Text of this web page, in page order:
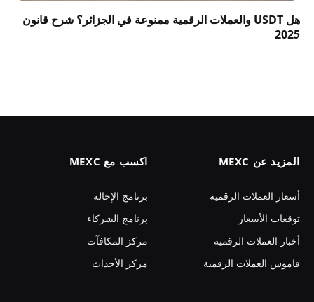
هل USDT والعملات الرقمية ممنوعة في الجزائر؟ شرح قانون
2025
المزيد عن MEXC
أسعار العملات الرقمية
توقعات الأسعار
أخبار العملات الرقمية
قاموس العملات الرقمية
اكسب مع MEXC
برنامج الإحالة
برنامج الشركاء
مركز المكافآت
مركز الأحداث